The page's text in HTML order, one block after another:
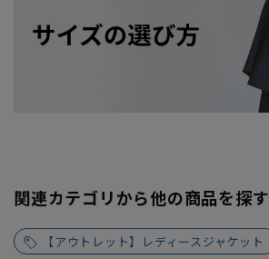
関連カテゴリから他の商品を探す
【アウトレット】レディースジャケット